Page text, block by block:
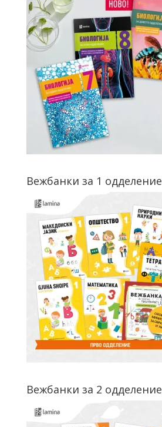
Вежбанки за 1 одделение
Вежбанки за 2 одделение